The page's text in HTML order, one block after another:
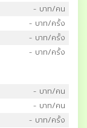
- บาท/คน
- บาท/ครั้ง
- บาท/ครั้ง
- บาท/ครั้ง
- บาท/คน
- บาท/คน
- บาท/ครั้ง